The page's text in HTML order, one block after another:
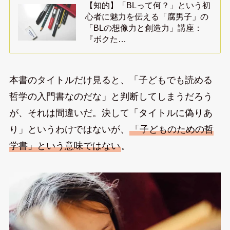
【知的】「BLって何？」という初
心者に魅力を伝える「腐男子」の
「BLの想像力と創造力」講座：
『ボクた…
本書のタイトルだけ見ると、「子どもでも読める
哲学の入門書なのだな」と判断してしまうだろう
が、それは間違いだ。決して「タイトルに偽りあ
り」というわけではないが、 「子どものための哲
学書」という意味ではない。